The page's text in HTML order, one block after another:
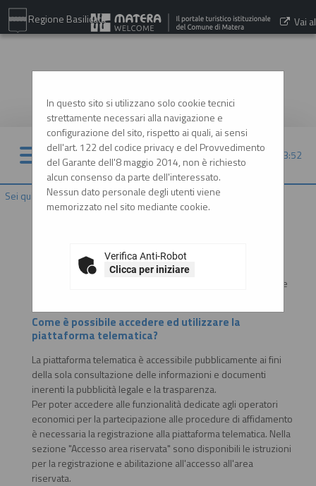
Regione Basilicata Vai al
07/08/2026 03:52
Sei qui: Home»Informazioni»F.A.Q.
In questo sito si utilizzano solo cookie tecnici
strettamente necessari alla navigazione e
configurazione del sito, rispetto ai quali, ai sensi
dell'art. 122 del codice privacy e del Provvedimento
del Garante dell'8 maggio 2014, non è richiesto
alcun consenso da parte dell'interessato.
Nessun dato personale degli utenti viene
memorizzato nel sito mediante cookie.
Verifica Anti-Robot
Clicca per iniziare
Si rimanda alla definizione del codice degli appalti - Dlgs
36/2023. In termini più semplici, nel contesto della
piattaforma telematica, si identifica con l'impresa che intende
Come è possibile accedere ed utilizzare la
piattaforma telematica?
La piattaforma telematica è accessibile pubblicamente ai fini
della sola consultazione delle informazioni e documenti
inerenti la pubblicità legale e la trasparenza.
Per poter accedere alle funzionalità dedicate agli operatori
economici per la partecipazione alle procedure di affidamento
è necessaria la registrazione alla piattaforma telematica. Nella
sezione "Accesso area riservata" sono disponibili le istruzioni
per la registrazione e abilitazione all'accesso all'area
riservata.